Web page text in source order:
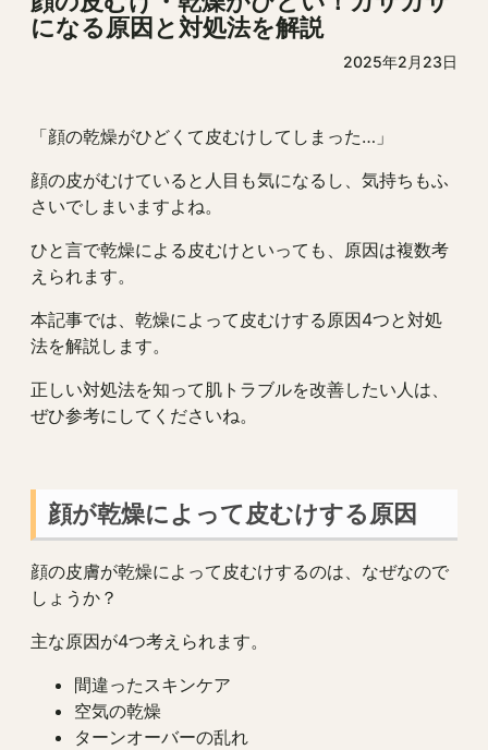
になる原因と対処法を解説
2025年2月23日
「顔の乾燥がひどくて皮むけしてしまった…」
顔の皮がむけていると人目も気になるし、気持ちもふ
さいでしまいますよね。
ひと言で乾燥による皮むけといっても、原因は複数考
えられます。
本記事では、乾燥によって皮むけする原因4つと対処
法を解説します。
正しい対処法を知って肌トラブルを改善したい人は、
ぜひ参考にしてくださいね。
顔が乾燥によって皮むけする原因
顔の皮膚が乾燥によって皮むけするのは、なぜなので
しょうか？
主な原因が4つ考えられます。
間違ったスキンケア
空気の乾燥
ターンオーバーの乱れ